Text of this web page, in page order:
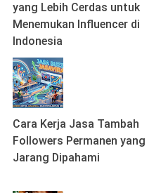
yang Lebih Cerdas untuk
Menemukan Influencer di
Indonesia
Cara Kerja Jasa Tambah
Followers Permanen yang
Jarang Dipahami